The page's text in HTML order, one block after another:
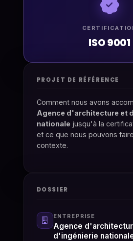
ISO 9001
PROJET DE RÉFÉRENCE
Comment nous avons
Agence d'architecture et
nationale jusqu'à la
et ce que nous pouvons
contexte.
DOSSIER
ENTREPRISE
Agence
d'ingénierie